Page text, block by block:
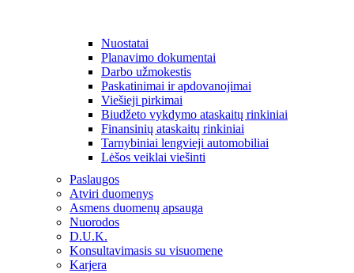
Nuostatai
Planavimo dokumentai
Darbo užmokestis
Paskatinimai ir apdovanojimai
Viešieji pirkimai
Biudžeto vykdymo ataskaitų rinkiniai
Finansinių ataskaitų rinkiniai
Tarnybiniai lengvieji automobiliai
Lėšos veiklai viešinti
Paslaugos
Atviri duomenys
Asmens duomenų apsauga
Nuorodos
D.U.K.
Konsultavimasis su visuomene
Karjera